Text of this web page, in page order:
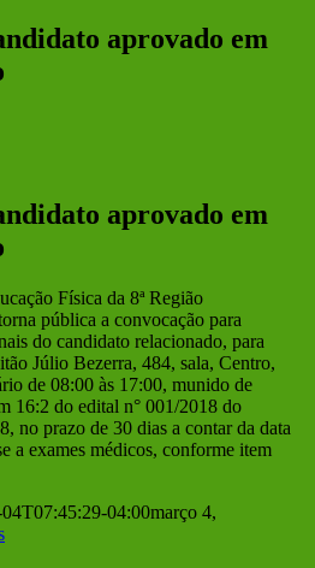
aprovado em
aprovado em
Física da 8ª Região
pública a convocação para
do candidato relacionado, para
Júlio Bezerra, 484, sala, Centro,
de 08:00 às 17:00, munido de
16:2 do edital n° 001/2018 do
no prazo de 30 dias a contar da data
a exames médicos, conforme item
04:00março 4,